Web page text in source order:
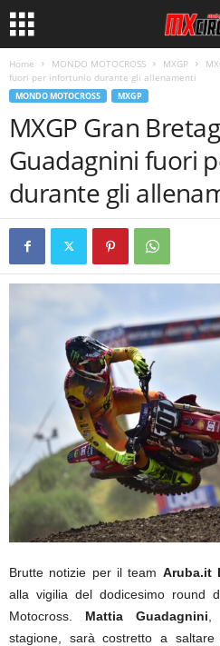
Home MONDO MOTOCROSS MXGP
fuori per infortunio durante gli allenamenti
MONDO MOTOCROSS MXGP
MXGP Gran
Guadagnini fuori
durante gli
Brutte notizie per il team Aruba.it
alla vigilia del dodicesimo round
Motocross. Mattia Guadagnini
stagione, sarà costretto a